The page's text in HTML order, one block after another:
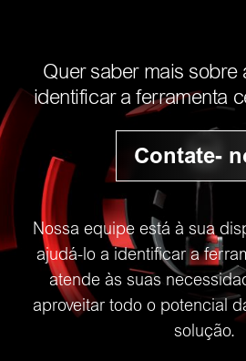
Quer saber mais sobre
identificar a ferramenta
Contate-
Nossa equipe está à sua
ajudá-lo a identificar a
atende às suas
aproveitar todo o potencial
solução.